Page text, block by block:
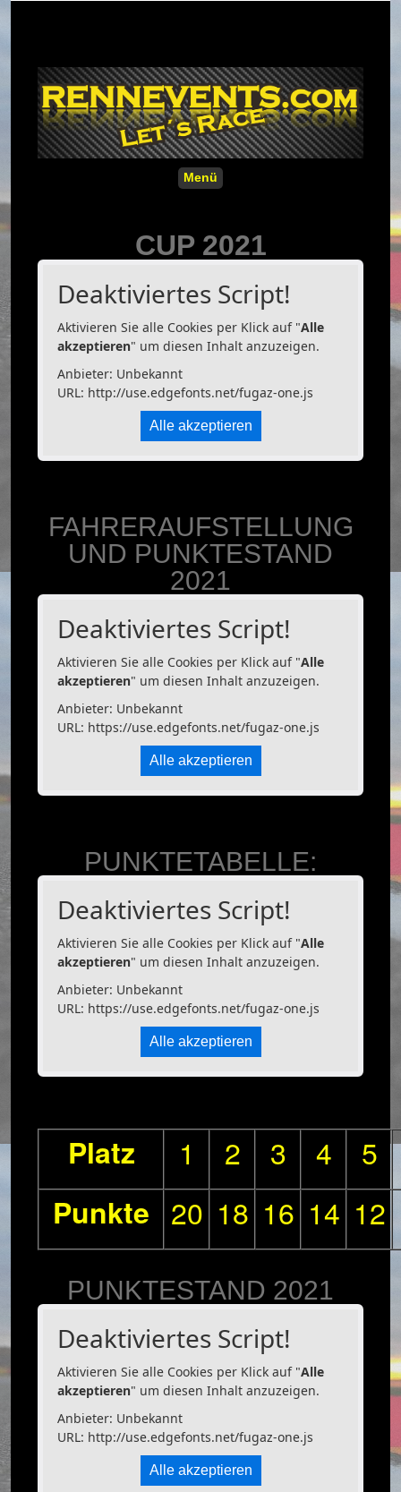
Menü
CUP 2021
Deaktiviertes Script!
Aktivieren Sie alle Cookies per Klick auf "Alle
akzeptieren" um diesen Inhalt anzuzeigen.
Anbieter: Unbekannt
URL: http://use.edgefonts.net/fugaz-one.js
Alle akzeptieren
FAHRERAUFSTELLUNG
UND PUNKTESTAND
2021
Deaktiviertes Script!
Aktivieren Sie alle Cookies per Klick auf "Alle
akzeptieren" um diesen Inhalt anzuzeigen.
Anbieter: Unbekannt
URL: https://use.edgefonts.net/fugaz-one.js
Alle akzeptieren
PUNKTETABELLE:
Deaktiviertes Script!
Aktivieren Sie alle Cookies per Klick auf "Alle
akzeptieren" um diesen Inhalt anzuzeigen.
Anbieter: Unbekannt
URL: https://use.edgefonts.net/fugaz-one.js
Alle akzeptieren
Platz 1 2 3 4
5
Punkte 20 18 16 14 12
PUNKTESTAND 2021
Deaktiviertes Script!
Aktivieren Sie alle Cookies per Klick auf "Alle
akzeptieren" um diesen Inhalt anzuzeigen.
Anbieter: Unbekannt
URL: http://use.edgefonts.net/fugaz-one.js
Alle akzeptieren